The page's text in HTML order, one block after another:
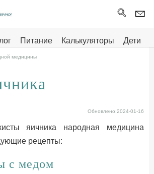
Питание Калькуляторы
Дети
Здоровье на отлично
медицины
Обновлено:2024-01-16
яичника народная медицина
рецепты:
с медом